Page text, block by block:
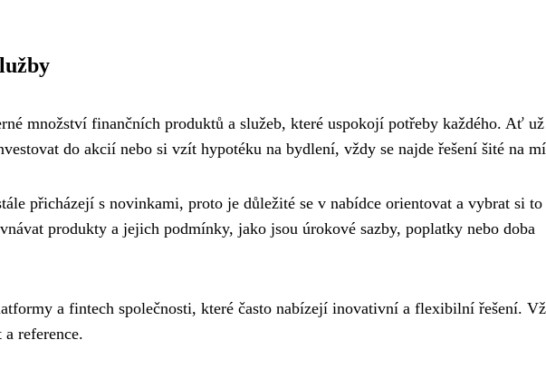
množství finančních produktů a služeb, které uspokojí potřeby každého. Ať už
do akcií nebo si vzít hypotéku na bydlení, vždy se najde řešení šité na
přicházejí s novinkami, proto je důležité se v nabídce orientovat a vybrat si to
produkty a jejich podmínky, jako jsou úrokové sazby, poplatky nebo doba
a fintech společnosti, které často nabízejí inovativní a flexibilní řešení.
reference.